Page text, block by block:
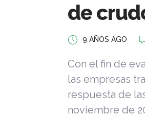
de
9 AÑOS AGO
Con el fin de
las empresas
respuesta de
noviembre de